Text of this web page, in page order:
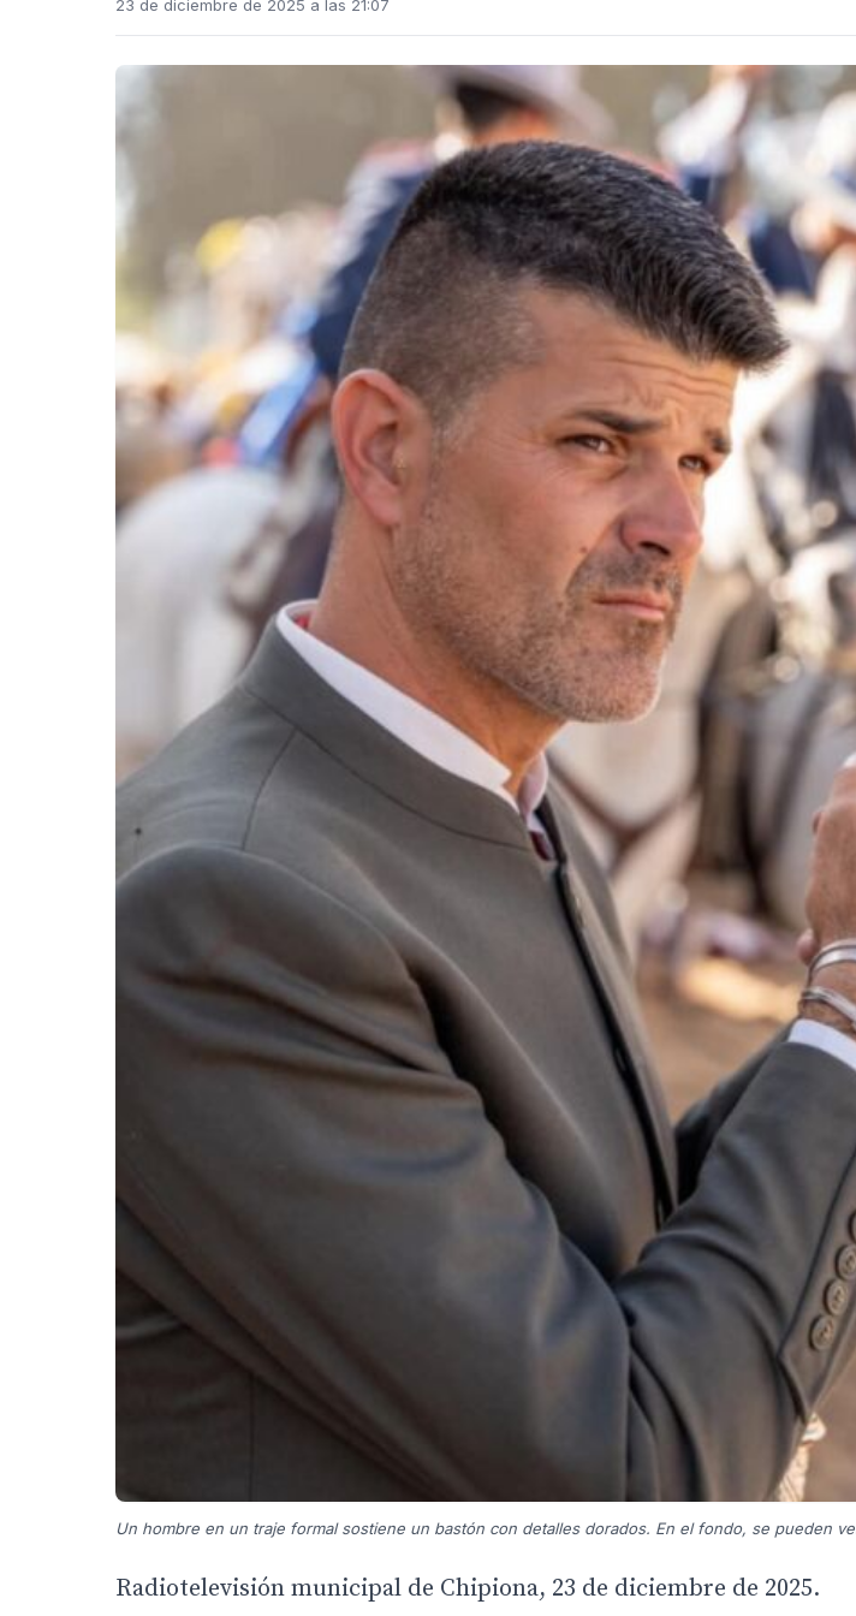
23 de diciembre de 2025 a las 21:07
Un hombre en un traje formal sostiene un bastón con detalles dorados. En el fondo, se pueden
Radiotelevisión municipal de Chipiona, 23 de diciembre de 2025.